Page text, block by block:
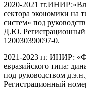
2020-2021
сектора экономики на
систем» под
Д.Ю.
120030390097-0.
2021-2023 гг. ИНИР:
евразийского типа:
под руководством
Регистрационный